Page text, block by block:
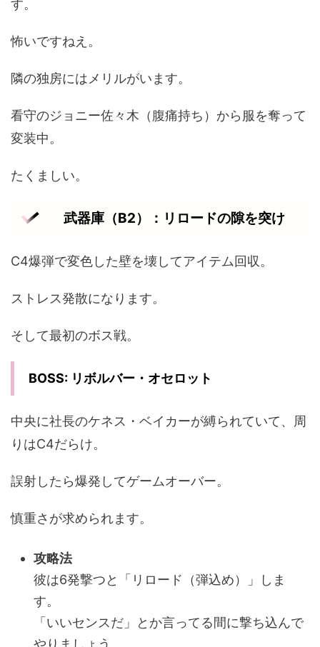
す。
怖いですねえ。
隣の独房にはメリルがいます。
看守のジョニー佐々木（腹痛持ち）から服を奪って
変装中。
たくましい。
武器庫（B2）：リロードの隙を突け
C4爆弾で変色した壁を壊してアイテム回収。
ストレス発散になります。
そして最初のボス戦。
BOSS: リボルバー・オセロット
中央に社長のケネス・ベイカーが縛られていて、周
りはC4だらけ。
誤射したら爆発してゲームオーバー。
慎重さが求められます。
攻略法
彼は6発撃つと「リロード（弾込め）」しま
す。
「いいセンスだ」とか言ってる間に撃ち込んで
やりましょう。